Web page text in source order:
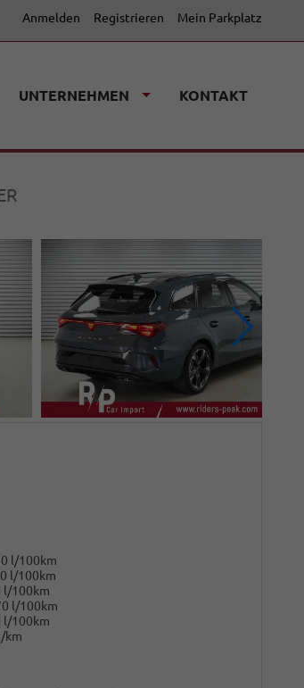
Anmelden Registrieren Mein Parkplatz
UNTERNEHMEN KONTAKT
l/100km
l/100km
l/100km
l/100km
l/100km
km